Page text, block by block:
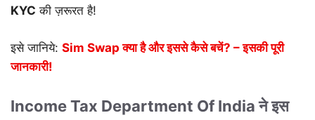
KYC की ज़रूरत है!
इसे जानिये: Sim Swap क्या है और इससे कैसे बचें? – इसकी पूरी
जानकारी!
Income Tax Department Of India ने इस